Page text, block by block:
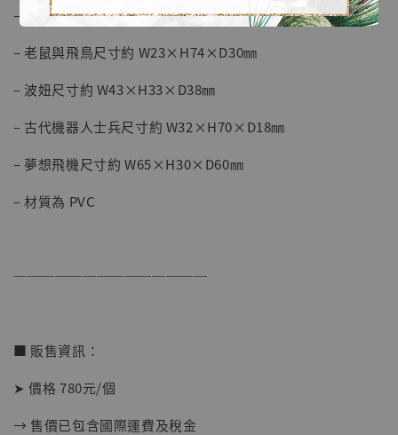
【店內現貨】海賊王 系列蒐藏雕像 布魯克達
摩 [7STARS Studio]
NT$ 1,500
– 卡西法尺寸約 W27×H47×D40㎜
– 老鼠與飛鳥尺寸約 W23×H74×D30㎜
– 波妞尺寸約 W43×H33×D38㎜
– 古代機器人士兵尺寸約 W32×H70×D18㎜
– 夢想飛機尺寸約 W65×H30×D60㎜
– 材質為 PVC
──────────────
■ 販售資訊：
➤ 價格 780元/個
→ 售價已包含國際運費及稅金